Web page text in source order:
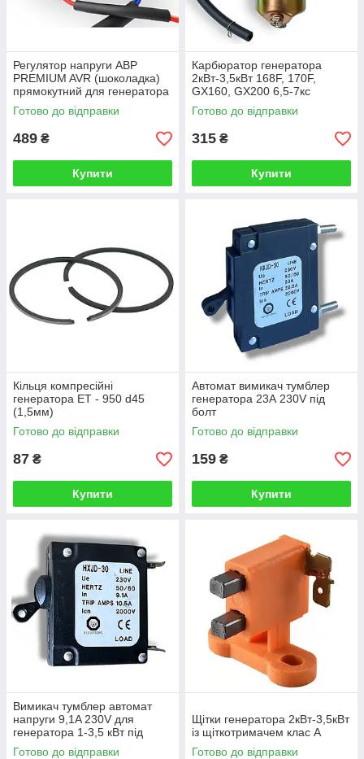
Регулятор напруги АВР
PREMIUM AVR (шоколадка)
прямокутний для генератора
2кВт-3кВт 220мкф 250V
Готово до відправки
489 ₴
Купити
Карбюратор генератора
2кВт-3,5кВт 168F, 170F,
GX160, GX200 6,5-7кс
Готово до відправки
315 ₴
Купити
Кільця компресійні
генератора ET - 950 d45
(1,5мм)
Готово до відправки
87 ₴
Купити
Автомат вимикач тумблер
генератора 23А 230V під
болт
Готово до відправки
159 ₴
Купити
Вимикач тумблер автомат
напруги 9,1A 230V для
генератора 1-3,5 кВт під
клеми
Готово до відправки
Щітки генератора 2кВт-3,5кВт
із щіткотримачем клас А
Готово до відправки